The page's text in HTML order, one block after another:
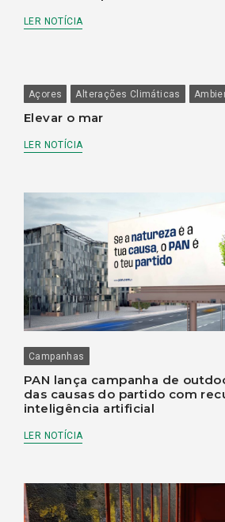
LER NOTÍCIA
Açores Alterações Climáticas
Elevar o mar
LER NOTÍCIA
Campanhas
PAN lança campanha de
das causas do partido com
inteligência artificial
LER NOTÍCIA